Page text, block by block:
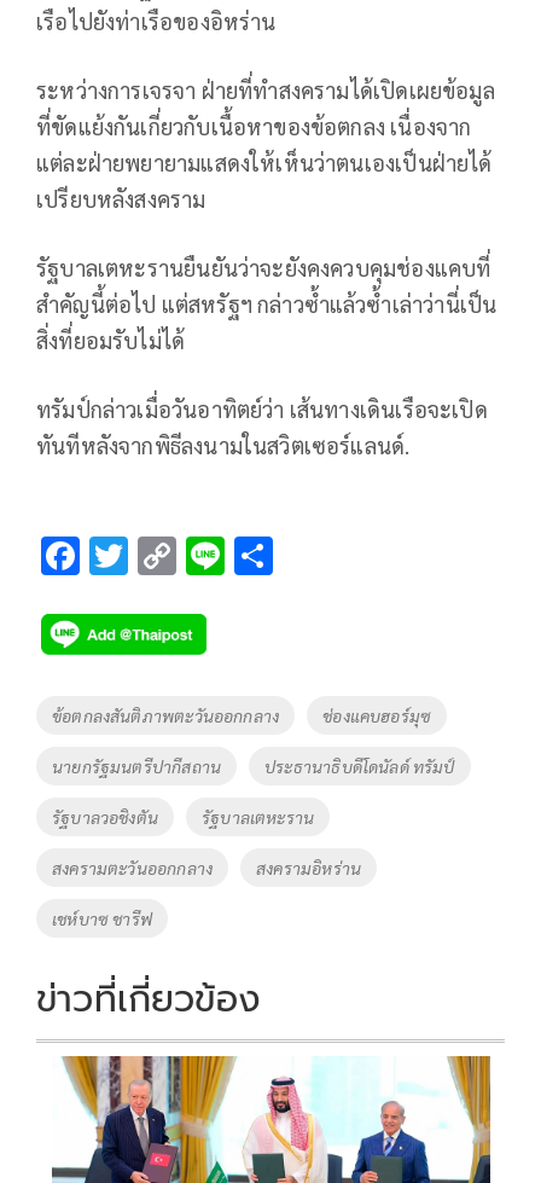
เรือไปยังท่าเรือของอิหร่าน
ระหว่างการเจรจา ฝ่ายที่ทำสงครามได้เปิดเผยข้อมูล
ที่ขัดแย้งกันเกี่ยวกับเนื้อหาของข้อตกลง เนื่องจาก
แต่ละฝ่ายพยายามแสดงให้เห็นว่าตนเองเป็นฝ่ายได้
เปรียบหลังสงคราม
รัฐบาลเตหะรานยืนยันว่าจะยังคงควบคุมช่องแคบที่
สำคัญนี้ต่อไป แต่สหรัฐฯ กล่าวซ้ำแล้วซ้ำเล่าว่านี่เป็น
สิ่งที่ยอมรับไม่ได้
ทรัมป์กล่าวเมื่อวันอาทิตย์ว่า เส้นทางเดินเรือจะเปิด
ทันทีหลังจากพิธีลงนามในสวิตเซอร์แลนด์.
F
e
b
o
o
k
T
tt
er
C
p
y
Li
n
k
Li
Tags
ข้อตกลงสันติภาพตะวันออกกลาง ช่องแคบฮอร์มุซ
นายกรัฐมนตรีปากีสถาน ประธานาธิบดีโดนัลด์ ทรัมป์
รัฐบาลวอชิงตัน รัฐบาลเตหะราน
สงครามตะวันออกกลาง สงครามอิหร่าน
เชห์บาซ ชารีฟ
ข่าวที่เกี่ยวข้อง